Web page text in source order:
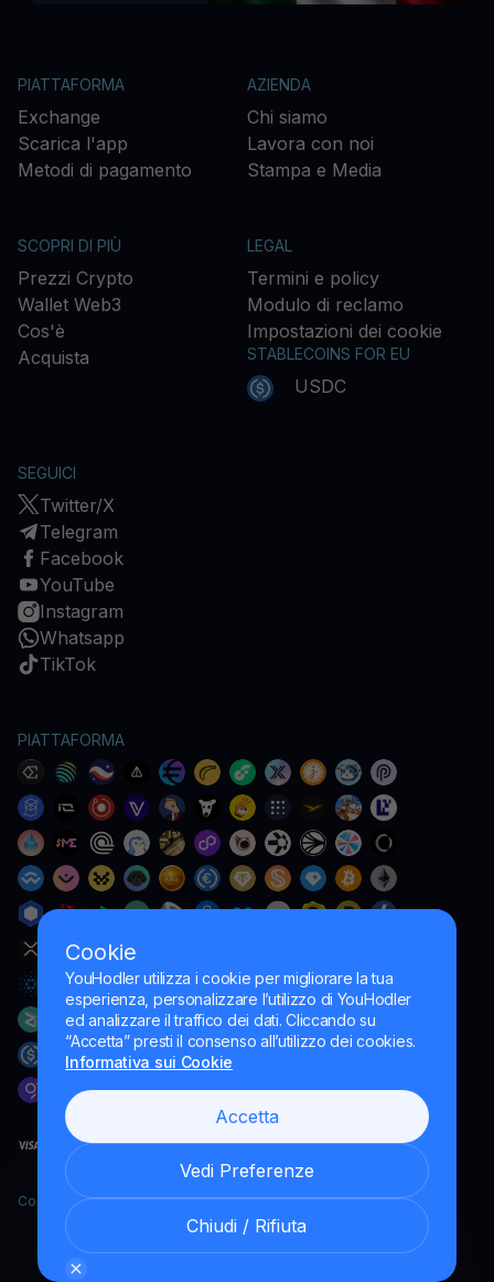
Cookie
YouHodler utilizza i cookie per migliorare la tua
esperienza, personalizzare l’utilizzo di YouHodler
ed analizzare il traffico dei dati. Cliccando su
“Accetta” presti il consenso all’utilizzo dei cookies.
Informativa sui Cookie
Accetta
Vedi Preferenze
Chiudi / Rifiuta
PIATTAFORMA
Exchange
Scarica l'app
Metodi di pagamento
AZIENDA
Chi siamo
Lavora con noi
Stampa e Media
SCOPRI DI PIÙ
Prezzi Crypto
Wallet Web3
Cos'è
Acquista
LEGAL
Termini e policy
Modulo di reclamo
Impostazioni dei cookie
STABLECOINS FOR EU
USDC
SEGUICI
Twitter/X
Telegram
Facebook
YouTube
Instagram
Whatsapp
TikTok
PIATTAFORMA
Copyright YouHodler, 2026.